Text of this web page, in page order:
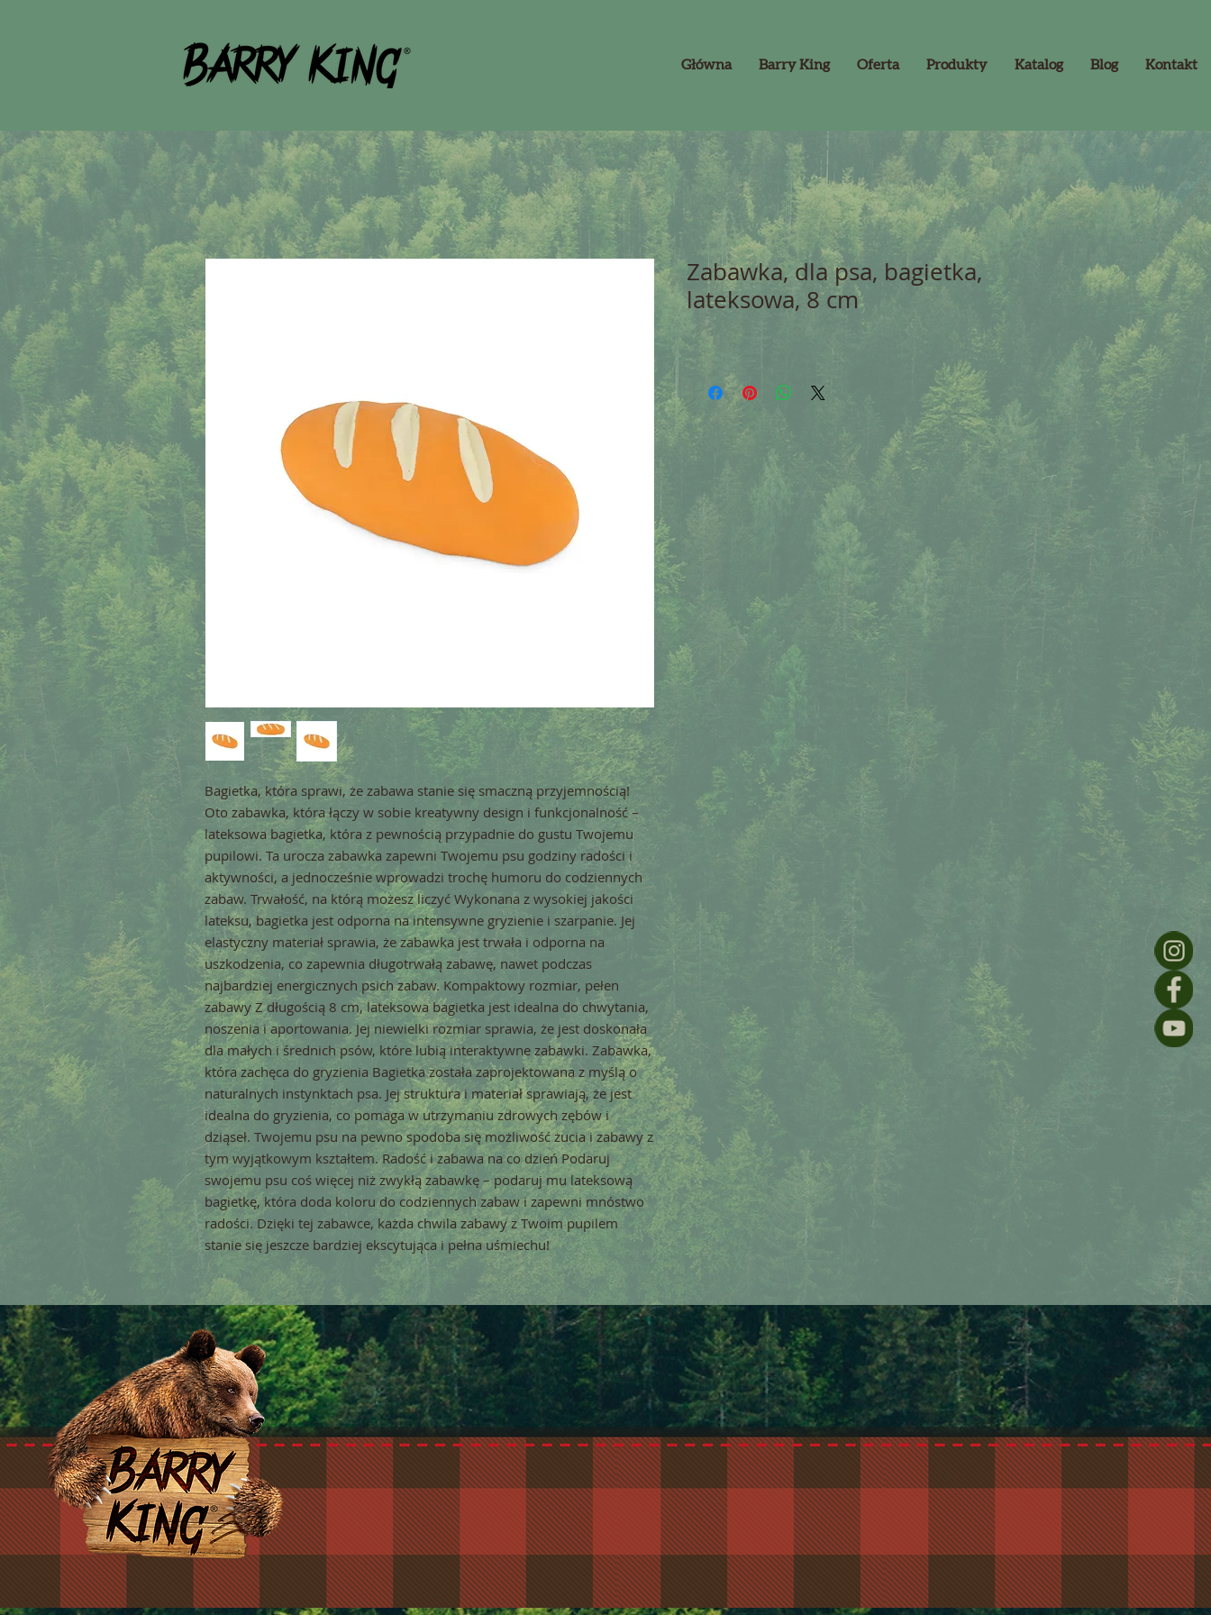
Główna Barry King Oferta Produkty Katalog Blog Kontakt
Bagietka, która sprawi, że zabawa stanie się smaczną przyjemnością!
Oto zabawka, która łączy w sobie kreatywny design i funkcjonalność –
lateksowa bagietka, która z pewnością przypadnie do gustu Twojemu
pupilowi. Ta urocza zabawka zapewni Twojemu psu godziny radości i
aktywności, a jednocześnie wprowadzi trochę humoru do codziennych
zabaw. Trwałość, na którą możesz liczyć Wykonana z wysokiej jakości
lateksu, bagietka jest odporna na intensywne gryzienie i szarpanie. Jej
elastyczny materiał sprawia, że zabawka jest trwała i odporna na
uszkodzenia, co zapewnia długotrwałą zabawę, nawet podczas
najbardziej energicznych psich zabaw. Kompaktowy rozmiar, pełen
zabawy Z długością 8 cm, lateksowa bagietka jest idealna do chwytania,
noszenia i aportowania. Jej niewielki rozmiar sprawia, że jest doskonała
dla małych i średnich psów, które lubią interaktywne zabawki. Zabawka,
która zachęca do gryzienia Bagietka została zaprojektowana z myślą o
naturalnych instynktach psa. Jej struktura i materiał sprawiają, że jest
idealna do gryzienia, co pomaga w utrzymaniu zdrowych zębów i
dziąseł. Twojemu psu na pewno spodoba się możliwość żucia i zabawy z
tym wyjątkowym kształtem. Radość i zabawa na co dzień Podaruj
swojemu psu coś więcej niż zwykłą zabawkę – podaruj mu lateksową
bagietkę, która doda koloru do codziennych zabaw i zapewni mnóstwo
radości. Dzięki tej zabawce, każda chwila zabawy z Twoim pupilem
stanie się jeszcze bardziej ekscytująca i pełna uśmiechu!
Zabawka, dla psa, bagietka,
lateksowa, 8 cm